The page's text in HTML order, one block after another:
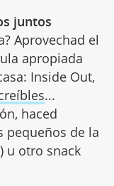
juntos
Aprovechad el
apropiada
Inside Out,
...
haced
pequeños de la
u otro snack